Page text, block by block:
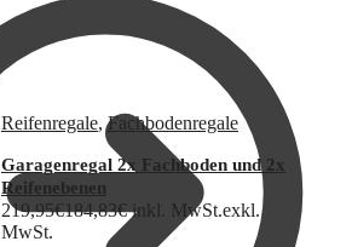
Reifenregale,Fachbodenregale
Garagenregal 2x Fachboden und 2x
Reifenebenen
219,95€184,83€ inkl. MwSt.exkl.
MwSt.